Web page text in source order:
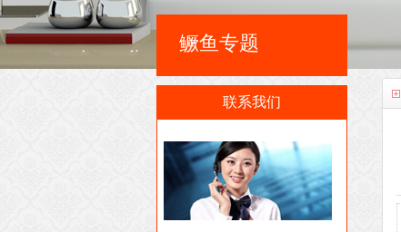
鳜鱼专题
联系我们